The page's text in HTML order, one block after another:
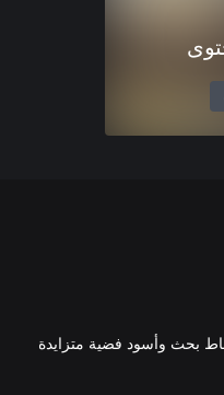
بحث وأسود فضية متزايدة